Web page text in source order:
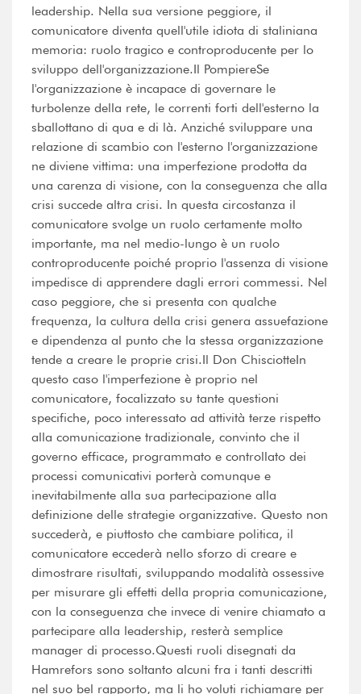
leadership. Nella sua versione peggiore, il
comunicatore diventa quell'utile idiota di staliniana
memoria: ruolo tragico e controproducente per lo
sviluppo dell'organizzazione.Il PompiereSe
l'organizzazione è incapace di governare le
turbolenze della rete, le correnti forti dell'esterno la
sballottano di qua e di là. Anziché sviluppare una
relazione di scambio con l'esterno l'organizzazione
ne diviene vittima: una imperfezione prodotta da
una carenza di visione, con la conseguenza che alla
crisi succede altra crisi. In questa circostanza il
comunicatore svolge un ruolo certamente molto
importante, ma nel medio-lungo è un ruolo
controproducente poiché proprio l'assenza di visione
impedisce di apprendere dagli errori commessi. Nel
caso peggiore, che si presenta con qualche
frequenza, la cultura della crisi genera assuefazione
e dipendenza al punto che la stessa organizzazione
tende a creare le proprie crisi.Il Don ChisciotteIn
questo caso l'imperfezione è proprio nel
comunicatore, focalizzato su tante questioni
specifiche, poco interessato ad attività terze rispetto
alla comunicazione tradizionale, convinto che il
governo efficace, programmato e controllato dei
processi comunicativi porterà comunque e
inevitabilmente alla sua partecipazione alla
definizione delle strategie organizzative. Questo non
succederà, e piuttosto che cambiare politica, il
comunicatore eccederà nello sforzo di creare e
dimostrare risultati, sviluppando modalità ossessive
per misurare gli effetti della propria comunicazione,
con la conseguenza che invece di venire chiamato a
partecipare alla leadership, resterà semplice
manager di processo.Questi ruoli disegnati da
Hamrefors sono soltanto alcuni fra i tanti descritti
nel suo bel rapporto, ma li ho voluti richiamare per